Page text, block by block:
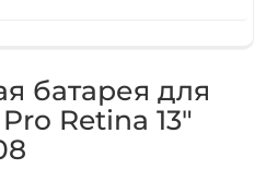
батарея для
Retina 13"